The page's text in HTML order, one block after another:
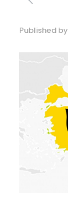
Published by